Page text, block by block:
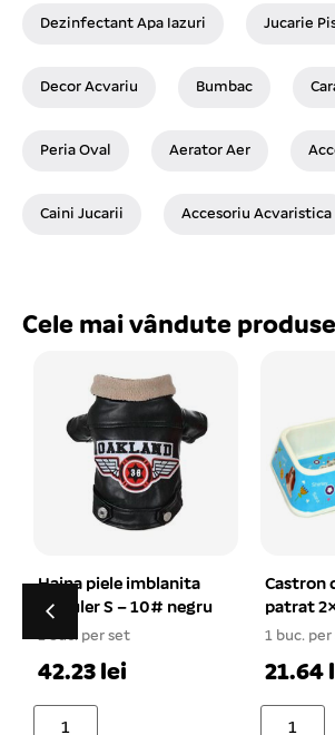
Dezinfectant Apa Iazuri Jucarie
Decor Acvariu Bumbac
Peria Oval Aerator Aer
Caini Jucarii Accesoriu Acvaristica
Cele mai vândute produse
Castron dublu plastic
patrat 2×0.7 l
1 buc. per set
21.64 lei
Zgarda
2×38 cm
1 buc.
14.64